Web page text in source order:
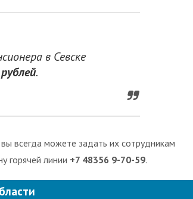
в Севске
.
всегда можете задать их сотрудникам
горячей линии +7 48356 9-70-59.